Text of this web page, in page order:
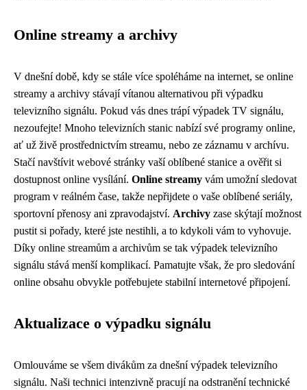
Online streamy a archivy
V dnešní době, kdy se stále více spoléháme na internet, se online
streamy a archivy stávají vítanou alternativou při výpadku
televizního signálu. Pokud vás dnes trápí výpadek TV signálu,
nezoufejte! Mnoho televizních stanic nabízí své programy online,
ať už živě prostřednictvím streamu, nebo ze záznamu v archívu.
Stačí navštívit webové stránky vaší oblíbené stanice a ověřit si
dostupnost online vysílání. Online streamy vám umožní sledovat
program v reálném čase, takže nepřijdete o vaše oblíbené seriály,
sportovní přenosy ani zpravodajství. Archivy zase skýtají možnost
pustit si pořady, které jste nestihli, a to kdykoli vám to vyhovuje.
Díky online streamům a archivům se tak výpadek televizního
signálu stává menší komplikací. Pamatujte však, že pro sledování
online obsahu obvykle potřebujete stabilní internetové připojení.
Aktualizace o výpadku signálu
Omlouváme se všem divákům za dnešní výpadek televizního
signálu. Naši technici intenzivně pracují na odstranění technické